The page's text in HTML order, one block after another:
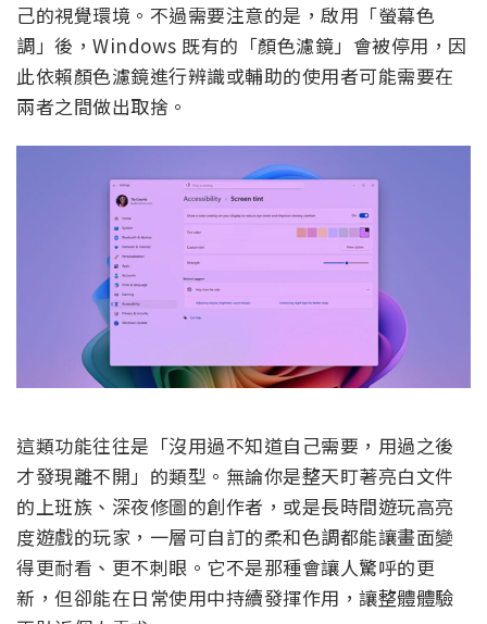
己的視覺環境。不過需要注意的是，啟用「螢幕色
調」後，Windows 既有的「顏色濾鏡」會被停用，因
此依賴顏色濾鏡進行辨識或輔助的使用者可能需要在
兩者之間做出取捨。
這類功能往往是「沒用過不知道自己需要，用過之後
才發現離不開」的類型。無論你是整天盯著亮白文件
的上班族、深夜修圖的創作者，或是長時間遊玩高亮
度遊戲的玩家，一層可自訂的柔和色調都能讓畫面變
得更耐看、更不刺眼。它不是那種會讓人驚呼的更
新，但卻能在日常使用中持續發揮作用，讓整體體驗